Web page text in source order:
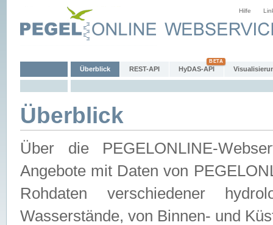
Hilfe
Überblick REST-API HyDAS-API
Überblick
Über die PEGELONLINE-
Angebote mit Daten von
Rohdaten verschiedener
Wasserstände, von Binnen- und